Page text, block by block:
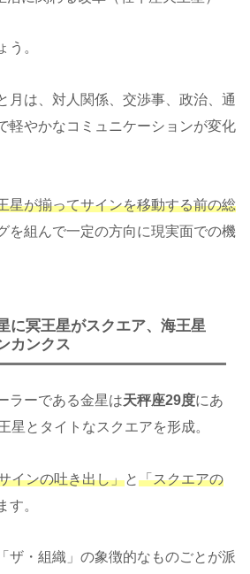
う。
月は、対人関係、交渉事、政治、通
軽やかなコミュニケーションが変化
星が揃ってサインを移動する前の総
を組んで一定の方向に現実面での機
冥王星がスクエア、海王星
カンクス
ラーである金星は天秤座29度にあ
星とタイトなスクエアを形成。
インの吐き出し」と「スクエアの
す。
ザ・組織」の象徴的なものごとが派